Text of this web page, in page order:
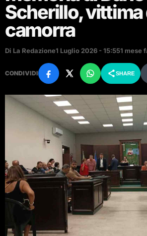
Scherillo, vittima
camorra
Di La Redazione1 Luglio 2026 - 15:551 mese
CONDIVIDI SHARE